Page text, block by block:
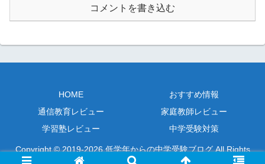
コメントを書き込む
HOME
おすすめ情報
通信教育レビュー
家庭教師レビュー
学習塾レビュー
中学受験対策
Copyright © 2019-2026 低学年からの中学受験ブログ All Rights